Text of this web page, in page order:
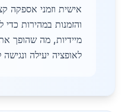
אישית וזמני אספקה
והזמנות במהירות
מיידיות, מה שהופך
לאופציה יעילה